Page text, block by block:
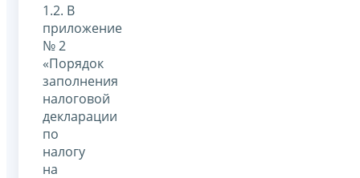
1.2. В
приложение
№ 2
«Порядок
заполнения
налоговой
декларации
по
налогу
на